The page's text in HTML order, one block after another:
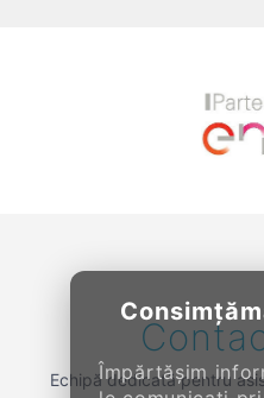
Împărtășim
Echipă dedicată pentru